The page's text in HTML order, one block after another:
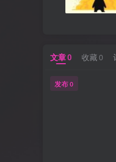
文章0 收藏 0
发布0